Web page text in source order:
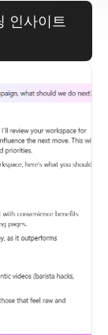
인사이트